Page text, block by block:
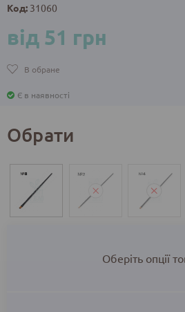
Код: 31060
від 51 грн
В обране
Є в наявності
Обрати
Оберіть опції